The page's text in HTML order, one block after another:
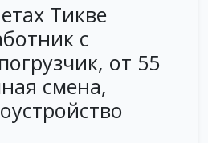
Тикве
с
от 55
смена,